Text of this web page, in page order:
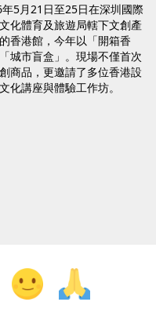
5月21日至25日在深圳國際
化體育及旅遊局轄下文創產
香港館，今年以「開箱香
城市盲盒」。現場不僅首次
商品，更邀請了多位香港設
化講座與體驗工作坊。